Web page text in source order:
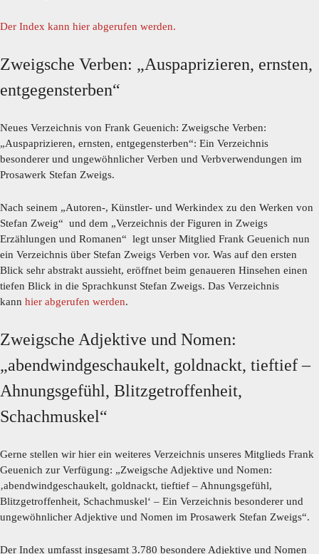
Der Index kann hier abgerufen werden.
Zweigsche Verben: „Auspaprizieren, ernsten,
entgegensterben“
Neues Verzeichnis von Frank Geuenich: Zweigsche Verben:
„Auspaprizieren, ernsten, entgegensterben“: Ein Verzeichnis
besonderer und ungewöhnlicher Verben und Verbverwendungen im
Prosawerk Stefan Zweigs.
Nach seinem „Autoren-, Künstler- und Werkindex zu den Werken von
Stefan Zweig“ und dem „Verzeichnis der Figuren in Zweigs
Erzählungen und Romanen“ legt unser Mitglied Frank Geuenich nun
ein Verzeichnis über Stefan Zweigs Verben vor. Was auf den ersten
Blick sehr abstrakt aussieht, eröffnet beim genaueren Hinsehen einen
tiefen Blick in die Sprachkunst Stefan Zweigs. Das Verzeichnis
kann hier abgerufen werden.
Zweigsche Adjektive und Nomen:
„abendwindgeschaukelt, goldnackt, tieftief –
Ahnungsgefühl, Blitzgetroffenheit,
Schachmuskel“
Gerne stellen wir hier ein weiteres Verzeichnis unseres Mitglieds Frank
Geuenich zur Verfügung: „Zweigsche Adjektive und Nomen:
‚abendwindgeschaukelt, goldnackt, tieftief – Ahnungsgefühl,
Blitzgetroffenheit, Schachmuskel‘ – Ein Verzeichnis besonderer und
ungewöhnlicher Adjektive und Nomen im Prosawerk Stefan Zweigs“.
Der Index umfasst insgesamt 3.780 besondere Adjektive und Nomen